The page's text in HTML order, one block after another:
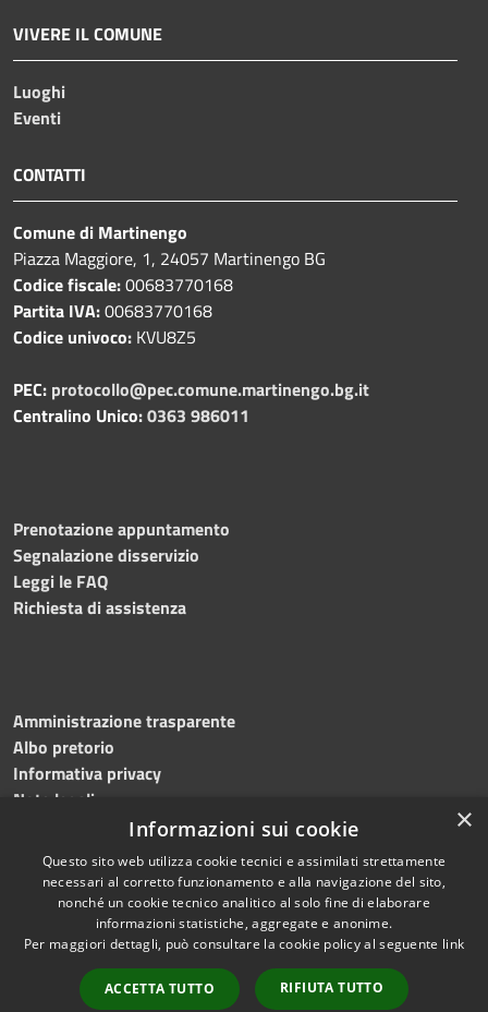
VIVERE IL COMUNE
Luoghi
Eventi
CONTATTI
Comune di Martinengo
Piazza Maggiore, 1, 24057 Martinengo BG
Codice fiscale:00683770168
Partita IVA:00683770168
Codice univoco: KVU8Z5
PEC: protocollo@pec.comune.martinengo.bg.it
Centralino Unico:0363 986011
Prenotazione appuntamento
Segnalazione disservizio
Leggi le FAQ
Richiesta di assistenza
Amministrazione trasparente
Albo pretorio
Informativa privacy
Note legali
Dichiarazione di accessibilità
Accessibilità
Copyright © 2026 • Comune di
Martinengo • Powered by
Municipium•
Accesso
×
Informazioni sui cookie
Questo sito web utilizza cookie tecnici e assimilati strettamente
necessari al corretto funzionamento e alla navigazione del sito,
nonché un cookie tecnico analitico al solo fine di elaborare
informazioni statistiche, aggregate e anonime.
Per maggiori dettagli, può consultare la cookie policy al seguente link
ACCETTA TUTTO RIFIUTA TUTTO